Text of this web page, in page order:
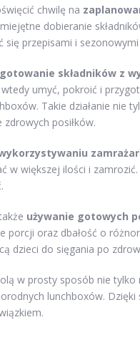
chwilę na
dobieranie
się przepisami i
składników z
umyć, pokroić i
Takie działanie nie
posiłków.
w większej ilości i
używanie gotowych
porcji oraz dbałość o
dzieci do sięgania po
w prosty sposób nie
lunchboxów.